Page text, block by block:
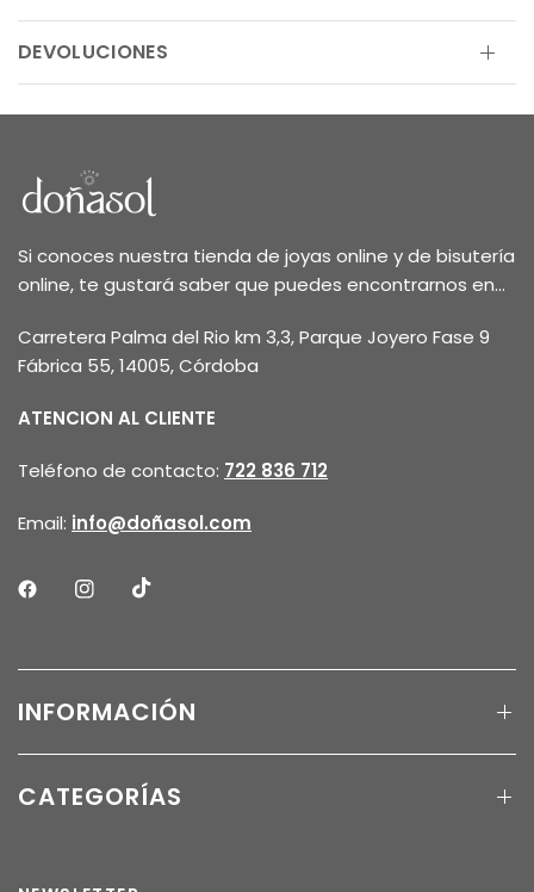
DEVOLUCIONES
Si conoces nuestra tienda de joyas online y de bisutería
online, te gustará saber que puedes encontrarnos en...
Carretera Palma del Rio km 3,3, Parque Joyero Fase 9
Fábrica 55, 14005, Córdoba
ATENCION AL CLIENTE
Teléfono de contacto: 722 836 712
Email: info@doñasol.com
INFORMACIÓN
CATEGORÍAS